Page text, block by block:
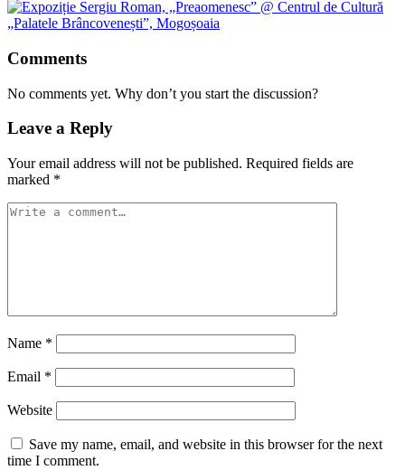
Comments
No comments yet. Why don’t you start the discussion?
Leave a Reply
Your email address will not be published. Required fields are
marked *
Name *
Email *
Website
Save my name, email, and website in this browser for the next
time I comment.